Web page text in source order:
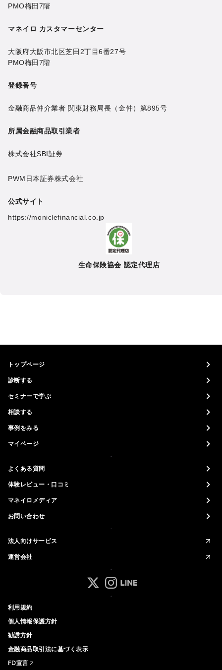
PMO梅田7階
マネイロ カスタマーセンター
大阪府大阪市北区芝田2丁目6番27号
PMO梅田7階
登録番号
金融商品仲介業者 関東財務局長（金仲）第895号
所属金融商品取引業者
株式会社SBI証券
PWM日本証券株式会社
公式サイト
https://moniclefinancial.co.jp
生命保険協会 認定代理店
トップページ
診断する
セミナーで学ぶ
相談する
事例をみる
マイページ
よくある質問
体験レビュー・口コミ
マネイロメディア
お問い合わせ
法人向けサービス
運営会社
マネイロ公式 Xアカウント
マネイロ公式 Instagramアカウ
マネイロ公式 LINEアカウ
利用規約
個人情報保護方針
勧誘方針
金融商品取引法に基づく表示
FD宣言